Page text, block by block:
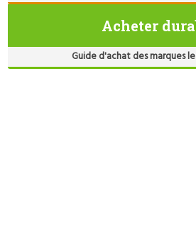
Acheter
Guide d'achat des marques